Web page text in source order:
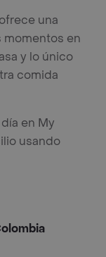
una
momentos en
y lo único
comida
en My
usando